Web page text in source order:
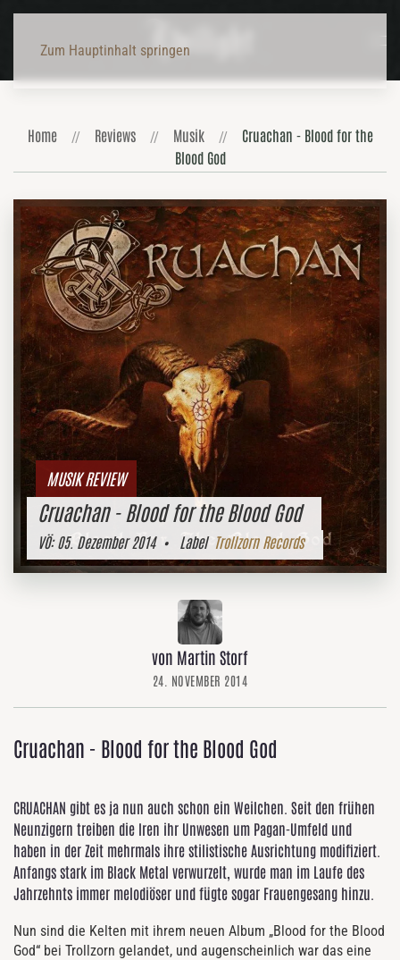
Zum Hauptinhalt springen
Home Reviews Musik
Cruachan - Blood for the
Blood God
MUSIK REVIEW
Cruachan - Blood for the Blood God
VÖ:05. Dezember 2014• Label Trollzorn Records
von Martin Storf
24. NOVEMBER 2014
Cruachan - Blood for the Blood God
CRUACHAN gibt es ja nun auch schon ein Weilchen. Seit den frühen
Neunzigern treiben die Iren ihr Unwesen um Pagan-Umfeld und
haben in der Zeit mehrmals ihre stilistische Ausrichtung modifiziert.
Anfangs stark im Black Metal verwurzelt, wurde man im Laufe des
Jahrzehnts immer melodiöser und fügte sogar Frauengesang hinzu.
Nun sind die Kelten mit ihrem neuen Album „Blood for the Blood
God“ bei Trollzorn gelandet, und augenscheinlich war das eine